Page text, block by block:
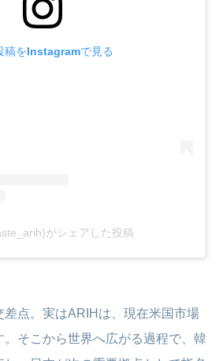
稿をInstagramで見る
がシェアした投稿
点。実はARIHは、現在米国市場
。そこから世界へ広がる過程で、韓